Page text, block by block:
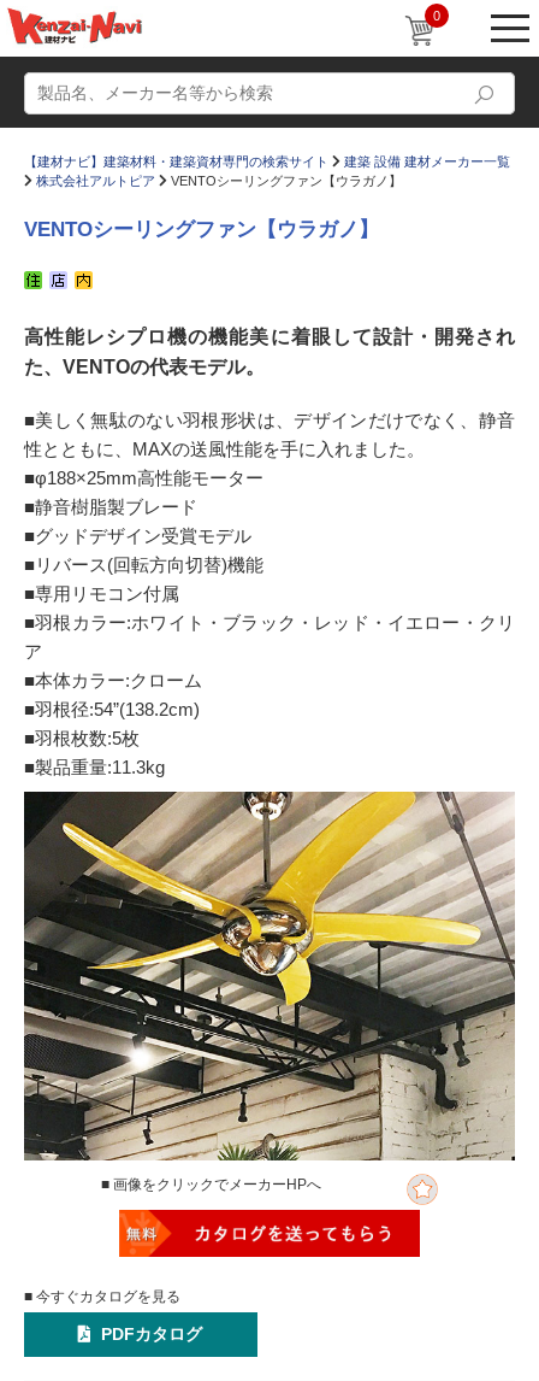
0
かたなび コラム
Q＆A 販売・施工代理店募集
お気に入り
【建材ナビ】建築材料・建築資材専門の検索サイト
建築 設備 建材メーカー一覧
株式会社アルトピア
VENTOシーリングファン【ウラガノ】
VENTOシーリングファン【ウラガノ】
高性能レシプロ機の機能美に着眼して設計・開発され
た、VENTOの代表モデル。
■美しく無駄のない羽根形状は、デザインだけでなく、静音
性とともに、MAXの送風性能を手に入れました。
■φ188×25mm高性能モーター
■静音樹脂製ブレード
■グッドデザイン受賞モデル
■リバース(回転方向切替)機能
■専用リモコン付属
■羽根カラー:ホワイト・ブラック・レッド・イエロー・クリ
ア
■本体カラー:クローム
■羽根径:54”(138.2cm)
■羽根枚数:5枚
■製品重量:11.3kg
■ 画像をクリックでメーカーHPへ
■ 今すぐカタログを見る
PDFカタログ